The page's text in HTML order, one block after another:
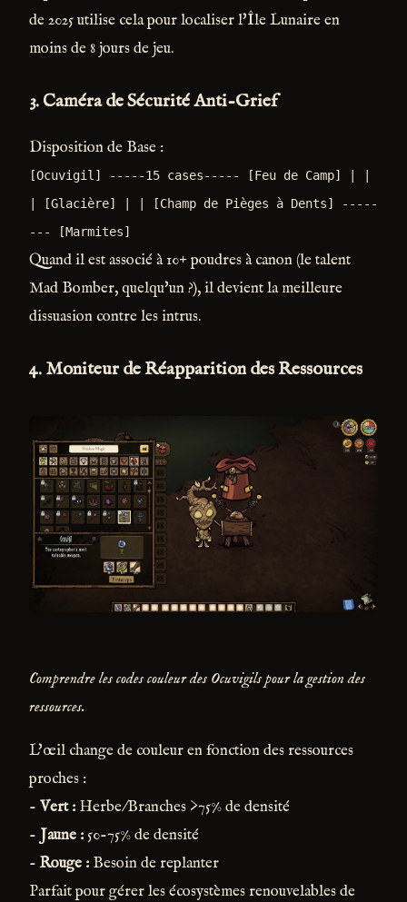
de 2025 utilise cela pour localiser l'Île Lunaire en
moins de 8 jours de jeu.
3. Caméra de Sécurité Anti-Grief
Disposition de Base :
[Ocuvigil] -----15 cases----- [Feu de Camp] | |
| [Glacière] | | [Champ de Pièges à Dents] -----
--- [Marmites]
Quand il est associé à 10+ poudres à canon (le talent
Mad Bomber, quelqu'un ?), il devient la meilleure
dissuasion contre les intrus.
4. Moniteur de Réapparition des Ressources
Comprendre les codes couleur des Ocuvigils pour la gestion des
ressources.
L'œil change de couleur en fonction des ressources
proches :
- Vert : Herbe/Branches >75% de densité
- Jaune : 50-75% de densité
- Rouge : Besoin de replanter
Parfait pour gérer les écosystèmes renouvelables de